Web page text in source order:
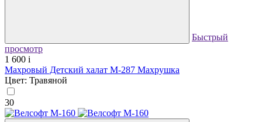
Быстрый
просмотр
1 600 i
Махровый Детский халат М-287 Махрушка
Цвет: Травяной
30